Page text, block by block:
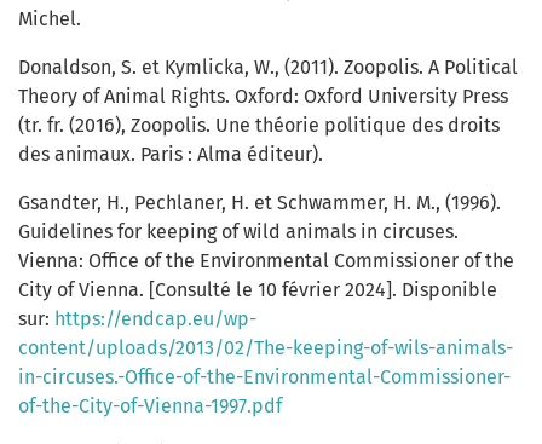
Michel.
Donaldson, S. et Kymlicka, W., (2011). Zoopolis. A Political
Theory of Animal Rights. Oxford: Oxford University Press
(tr. fr. (2016), Zoopolis. Une théorie politique des droits
des animaux. Paris : Alma éditeur).
Gsandter, H., Pechlaner, H. et Schwammer, H. M., (1996).
Guidelines for keeping of wild animals in circuses.
Vienna: Office of the Environmental Commissioner of the
City of Vienna. [Consulté le 10 février 2024]. Disponible
sur: https://endcap.eu/wp-
content/uploads/2013/02/The-keeping-of-wils-animals-
in-circuses.-Office-of-the-Environmental-Commissioner-
of-the-City-of-Vienna-1997.pdf